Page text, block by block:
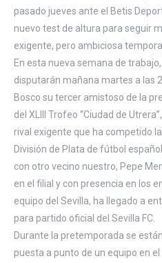
pasado jueves ante el Betis
nuevo test de altura para seguir
exigente, pero ambiciosa
En esta nueva semana de
disputarán mañana martes a las
Bosco su tercer amistoso de la
del XLIII Trofeo “Ciudad de
rival exigente que ha competido
División de Plata de fútbol
con otro vecino nuestro, Pepe
en el filial y con presencia en los
equipo del Sevilla, ha llegado a
para partido oficial del Sevilla FC.
Durante la pretemporada se
puesta a punto de un equipo en